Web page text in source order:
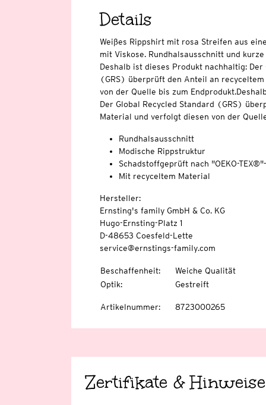
Details
Weißes Rippshirt mit rosa Streifen aus
mit Viskose. Rundhalsausschnitt und
Deshalb ist dieses Produkt nachhaltig: Der
(GRS) überprüft den Anteil an
von der Quelle bis zum
Der Global Recycled Standard (GRS)
Material und verfolgt diesen von der
Rundhalsausschnitt
Modische Rippstruktur
Schadstoffgeprüft nach "OEKO-
Mit recyceltem Material
Hersteller:
Ernsting's family GmbH & Co. KG
Hugo-Ernsting-Platz 1
D-48653 Coesfeld-Lette
service@ernstings-family.com
Beschaffenheit:
Weiche Qualität
Optik: Gestreift
Artikelnummer: 8723000265
Zertifikate & Hinweise